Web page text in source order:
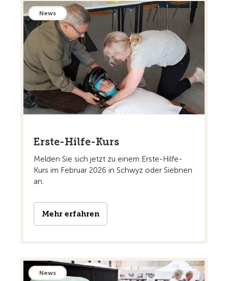
News
Erste-Hilfe-Kurs
Melden Sie sich jetzt zu einem Erste-Hilfe-
Kurs im Februar 2026 in Schwyz oder Siebnen
an.
Mehr erfahren
News